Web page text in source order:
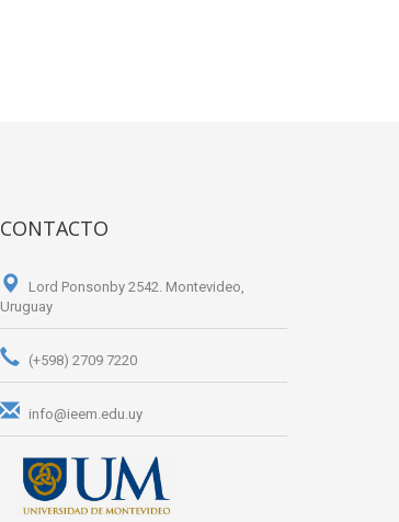
CONTACTO
Lord Ponsonby 2542. Montevideo,
Uruguay
(+598) 2709 7220
info@ieem.edu.uy